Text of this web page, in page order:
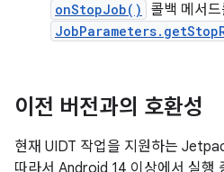
onStopJob() 콜백 메서
이전 버전과의 호환성
현재 UIDT 작업을 지원하는
따라서 Android 14 이상에서 실행